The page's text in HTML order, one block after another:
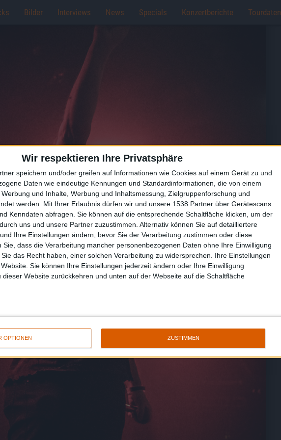
Wir respektieren Ihre Privatsphäre
speichern und/oder greifen auf Informationen wie Cookies auf einem Gerät zu und
Daten wie eindeutige Kennungen und Standardinformationen, die von einem
und Inhalte, Werbung und Inhaltsmessung, Zielgruppenforschung und
werden. Mit Ihrer Erlaubnis dürfen wir und unsere 1538 Partner über Gerätescans
Kenndaten abfragen. Sie können auf die entsprechende Schaltfläche klicken, um der
uns und unsere Partner zuzustimmen. Alternativ können Sie auf detailliertere
Ihre Einstellungen ändern, bevor Sie der Verarbeitung zustimmen oder diese
Sie, dass die Verarbeitung mancher personenbezogenen Daten ohne Ihre Einwilligung
das Recht haben, einer solchen Verarbeitung zu widersprechen. Ihre Einstellungen
Sie können Ihre Einstellungen jederzeit ändern oder Ihre Einwilligung
Website zurückkehren und unten auf der Webseite auf die Schaltfläche
OPTIONEN ZUSTIMMEN
Bilder Interviews News Specials Konzertberichte Tourdaten